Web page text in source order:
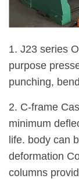
1. J23 series
purpose
punching,
2. C-frame
minimum
life. body can
deformation
columns